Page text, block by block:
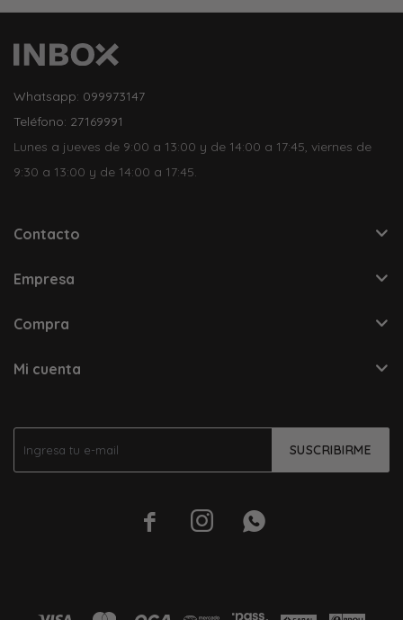
SUSCRIBIRME
  
Whatsapp: 099973147
Teléfono: 27169991
Lunes a jueves de 9:00 a 13:00 y de 14:00 a 17:45, viernes de
9:30 a 13:00 y de 14:00 a 17:45.
Contacto
Empresa
Compra
Mi cuenta